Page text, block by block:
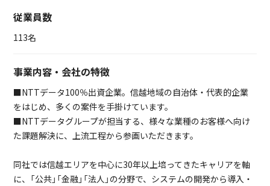
従業員数
113名
事業内容・会社の特徴
■NTTデータ100％出資企業。信越地域の自治体・代表的企業
をはじめ、多くの案件を手掛けています。
■NTTデータグループが担当する、様々な業種のお客様へ向け
た課題解決に、上流工程から参画いただきます。
同社では信越エリアを中心に30年以上培ってきたキャリアを軸
に、「公共」「金融」「法人」の分野で、システムの開発から導入・